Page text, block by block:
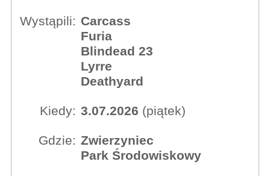
Wystąpili: Carcass
Furia
Blindead 23
Lyrre
Deathyard
Kiedy: 3.07.2026 (piątek)
Gdzie: Zwierzyniec
Park Środowiskowy